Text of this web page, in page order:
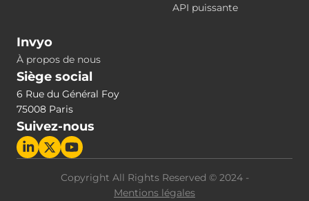
API puissante
Invyo
À propos de nous
Siège social
6 Rue du Général Foy
75008 Paris
Suivez-nous
Copyright All Rights Reserved © 2024 -
Mentions légales